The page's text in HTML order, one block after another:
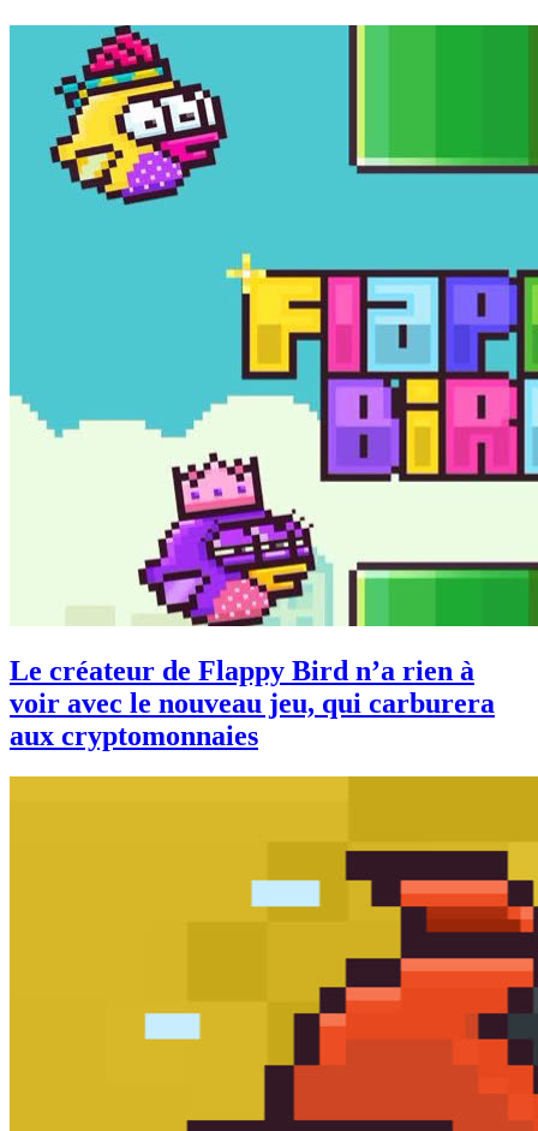
Le créateur de Flappy Bird n’a rien à
voir avec le nouveau jeu, qui carburera
aux cryptomonnaies